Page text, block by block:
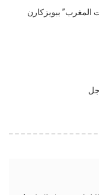
ببويزكارن